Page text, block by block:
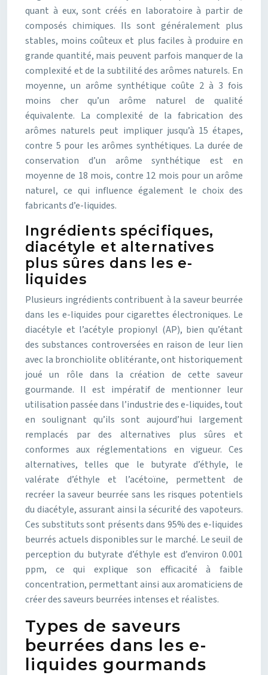
quant à eux, sont créés en laboratoire à partir de
composés chimiques. Ils sont généralement plus
stables, moins coûteux et plus faciles à produire en
grande quantité, mais peuvent parfois manquer de la
complexité et de la subtilité des arômes naturels. En
moyenne, un arôme synthétique coûte 2 à 3 fois
moins cher qu’un arôme naturel de qualité
équivalente. La complexité de la fabrication des
arômes naturels peut impliquer jusqu’à 15 étapes,
contre 5 pour les arômes synthétiques. La durée de
conservation d’un arôme synthétique est en
moyenne de 18 mois, contre 12 mois pour un arôme
naturel, ce qui influence également le choix des
fabricants d’e-liquides.
Ingrédients spécifiques,
diacétyle et alternatives
plus sûres dans les e-
liquides
Plusieurs ingrédients contribuent à la saveur beurrée
dans les e-liquides pour cigarettes électroniques. Le
diacétyle et l’acétyle propionyl (AP), bien qu’étant
des substances controversées en raison de leur lien
avec la bronchiolite oblitérante, ont historiquement
joué un rôle dans la création de cette saveur
gourmande. Il est impératif de mentionner leur
utilisation passée dans l’industrie des e-liquides, tout
en soulignant qu’ils sont aujourd’hui largement
remplacés par des alternatives plus sûres et
conformes aux réglementations en vigueur. Ces
alternatives, telles que le butyrate d’éthyle, le
valérate d’éthyle et l’acétoïne, permettent de
recréer la saveur beurrée sans les risques potentiels
du diacétyle, assurant ainsi la sécurité des vapoteurs.
Ces substituts sont présents dans 95% des e-liquides
beurrés actuels disponibles sur le marché. Le seuil de
perception du butyrate d’éthyle est d’environ 0.001
ppm, ce qui explique son efficacité à faible
concentration, permettant ainsi aux aromaticiens de
créer des saveurs beurrées intenses et réalistes.
Types de saveurs
beurrées dans les e-
liquides gourmands